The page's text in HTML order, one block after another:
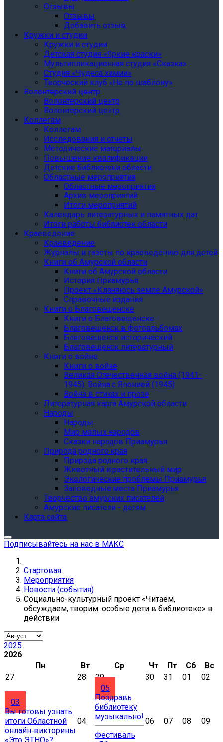
Отзывы
Отзывы
Добавить отзыв
Кружки и студии
Кружки и студии
Детская студия «Яркие краски»
Мультипликационная студия «Сказка»
Студия «Чудеса химии»
Творческий клуб «Не по шаблону»
Волонтерский центр
Волонтерский центр
Волонтерский центр
Коллегам
Коллегам
Исследования и отчеты
Методические материалы
Повышение квалификации
Детские библиотеки области
Областные мероприятия
Областные мероприятия
Архив мероприятий
Итоги мероприятий
Календарь литературных и памятных дат
Итоги работы библиотек области
Краеведение
Краеведение
Журналы и газеты по краеведению для детей
Книги об Амурской области
Книги об Амурской области
История Приамурья
Проект «Кланяюсь земле Амурской»
Справочные издания
Книги о Благовещенске
Книги о Благовещенске
Благовещенск в фотоальбомах
Благовещенск исторический
Благовещенск литературный
Книги о войне
Книги о войне
Великая Отечественная война (1941-
1945). Война с Японией (1945)
Война в стихах и прозе
Литературная карта Амурской области
Народы
Народы
Мир малых народов
Сказки народов Приамурья
Природа родного края
Природа родного края
Животный и растительный мир
Экологические проблемы Приамурья
Заповедные места Приамурья
Творчество амурских писателей
Амурские писатели - детям
Карта сайта
Подписывайтесь на нас в МАКС
Стартовая
Мероприятия
Новости (события)
Социально-культурный проект «Читаем,
обсуждаем, творим: особые дети в библиотеке» в
действии
2025
2026
Пн
Вт Ср Чт Пт Сб
Вс
27
28 29 30 31 01 02
03
Вы готовы узнать
итоги Областной
онлайн‑викторины
«Это ЭТНО»?
04
05
Поздравь
библиотеку
музыкально!
Фестиваль
06 07 08 09